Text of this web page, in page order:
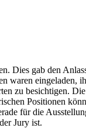
Dies gab den
eingeladen,
zu besichtigen.
Positionen
für die
Jury ist.